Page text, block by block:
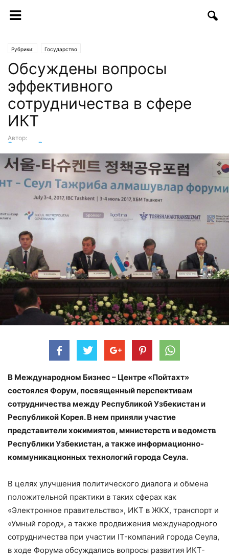
Рубрики: Государство
Обсуждены вопросы
эффективного
сотрудничества в сфере
ИКТ
Автор:
Светлана Вагапова
В Международном Бизнес – Центре «Пойтахт»
состоялся Форум, посвященный перспективам
сотрудничества между Республикой Узбекистан и
Республикой Корея. В нем приняли участие
представители хокимиятов, министерств и ведомств
Республики Узбекистан, а также информационно-
коммуникационных технологий города Сеула.
В целях улучшения политического диалога и обмена
положительной практики в таких сферах как
«Электронное правительство», ИКТ в ЖКХ, транспорт и
«Умный город», а также продвижения международного
сотрудничества при участии IT-компаний города Сеула,
в ходе Форума обсуждались вопросы развития ИКТ-